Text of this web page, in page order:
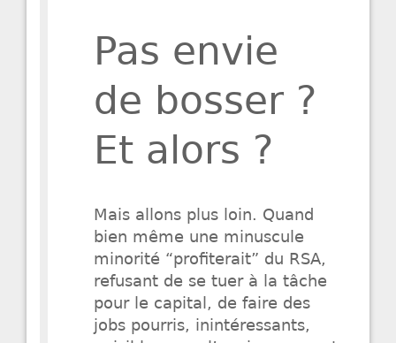
Pas envie
de bosser ?
Et alors ?
Mais allons plus loin. Quand
bien même une minuscule
minorité “profiterait” du RSA,
refusant de se tuer à la tâche
pour le capital, de faire des
jobs pourris, inintéressants,